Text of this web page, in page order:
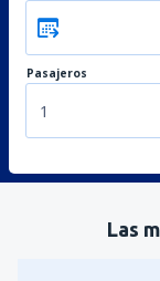
Pasajeros
1
Las